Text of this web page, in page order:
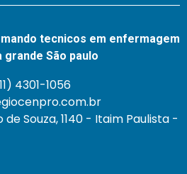
tecnicos em enfermagem
grande São paulo
4301-1056
de Souza, 1140 - Itaim Paulista -